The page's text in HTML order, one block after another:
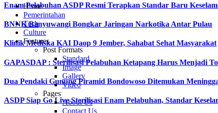
Enam Pelabuhan ASDP Resmi Terapkan Standar Baru
BNNK Banyuwangi Bongkar Jaringan Narkotika Antar Pulau
Klinik Mediska KAI Daop 9 Jember, Sahabat Sehat Masyarakat
GAPASDAP : Sterilisasi Pelabuhan Ketapang Harus Menjadi
Dua Pendaki Gunung Piramid Bondowoso Ditemukan
ASDP Siap Go Live Sterilisasi Enam Pelabuhan, Standar
Home
Pemerintahan
Tech
Culture
Features
Post Formats
Standard
Image
Gallery
Video
Pages
About Us
Contact Us